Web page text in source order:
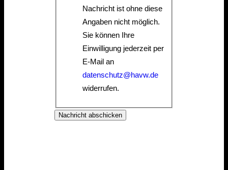
Nachricht ist ohne diese
Angaben nicht möglich.
Sie können Ihre
Einwilligung jederzeit per
E-Mail an
datenschutz@havw.de
widerrufen.
Nachricht abschicken